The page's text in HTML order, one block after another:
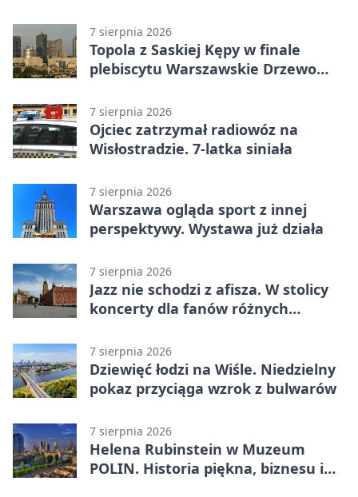
7 sierpnia 2026
Topola z Saskiej Kępy w finale
plebiscytu Warszawskie Drzewo
7 sierpnia 2026
Ojciec zatrzymał radiowóz na
Wisłostradzie. 7-latka siniała
7 sierpnia 2026
Warszawa ogląda sport z innej
perspektywy. Wystawa już działa
7 sierpnia 2026
Jazz nie schodzi z afisza. W stolicy
koncerty dla fanów różnych
7 sierpnia 2026
Dziewięć łodzi na Wiśle. Niedzielny
pokaz przyciąga wzrok z bulwarów
7 sierpnia 2026
Helena Rubinstein w Muzeum
POLIN. Historia piękna, biznesu i